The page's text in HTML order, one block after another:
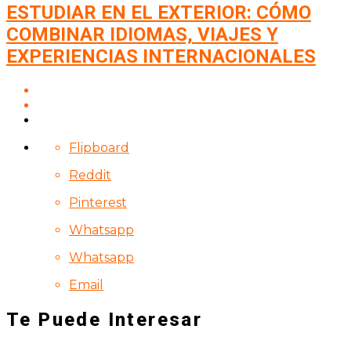
ESTUDIAR EN EL EXTERIOR: CÓMO
COMBINAR IDIOMAS, VIAJES Y
EXPERIENCIAS INTERNACIONALES
Flipboard
Reddit
Pinterest
Whatsapp
Whatsapp
Email
Te Puede Interesar